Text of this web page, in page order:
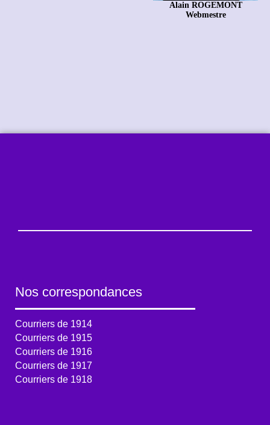
Alain ROGEMONT
Webmestre
Nos correspondances
Courriers de 1914
Courriers de 1915
Courriers de 1916
Courriers de 1917
Courriers de 1918